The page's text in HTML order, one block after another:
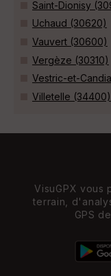
Saint-Dionisy
Uchaud (30620)
Vauvert (30600)
Vergèze (30310)
Vestric-et-
Villetelle (34400)
VisuGPX vous
terrain,
GPS